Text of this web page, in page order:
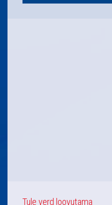
Tule verd loovutama